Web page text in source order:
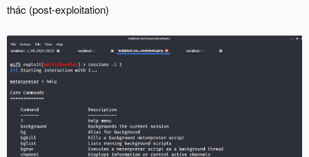
thác (post-exploitation)